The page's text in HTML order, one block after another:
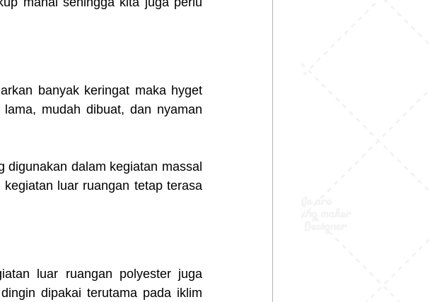
banyak keringat maka hyget
mudah dibuat, dan nyaman
digunakan dalam kegiatan massal
luar ruangan tetap terasa
luar ruangan polyester juga
dipakai terutama pada iklim